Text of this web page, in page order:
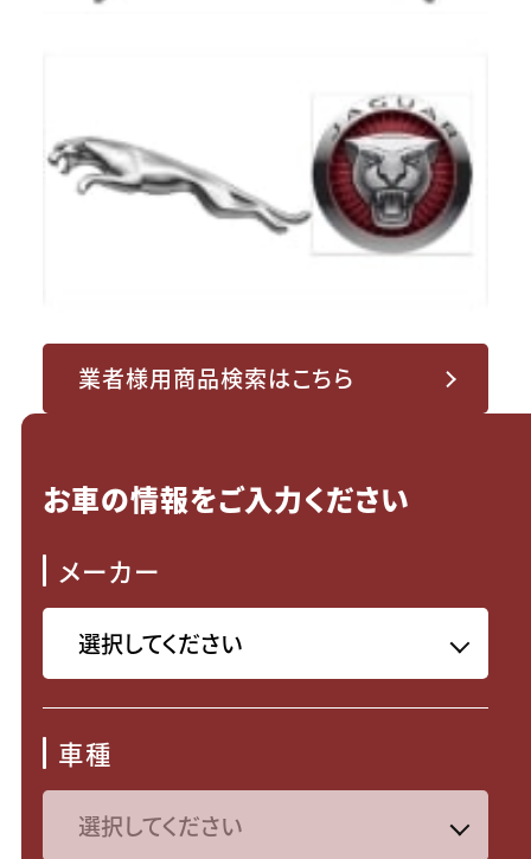
業者様用商品検索はこちら
お車の情報をご入力ください
メーカー
車種